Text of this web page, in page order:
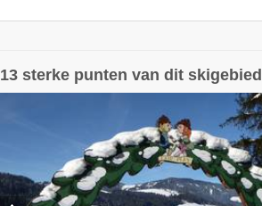
13 sterke punten van dit skigebied